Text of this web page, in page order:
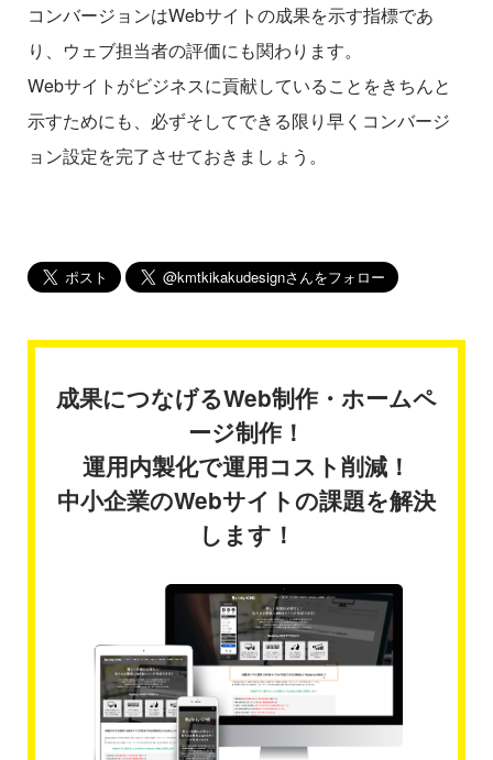
コンバージョンはWebサイトの成果を示す指標であ
り、ウェブ担当者の評価にも関わります。
Webサイトがビジネスに貢献していることをきちんと
示すためにも、必ずそしてできる限り早くコンバージ
ョン設定を完了させておきましょう。
成果につなげるWeb制作・ホームペ
ージ制作！
運用内製化で運用コスト削減！
中小企業のWebサイトの課題を解決
します！